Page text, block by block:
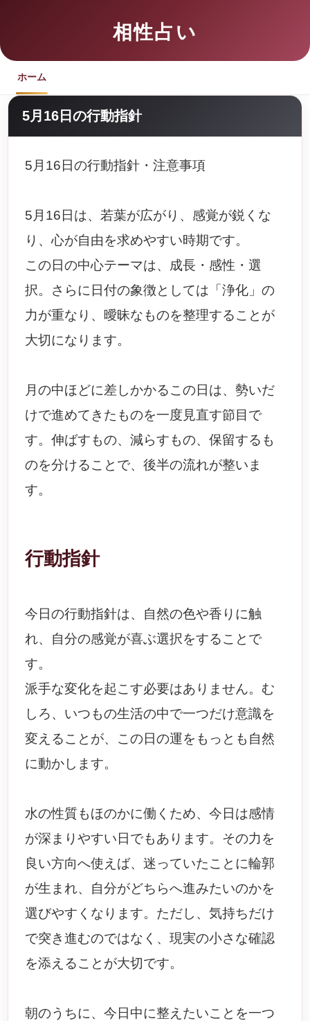
相性占い
ホーム
5月16日の行動指針
5月16日の行動指針・注意事項
5月16日は、若葉が広がり、感覚が鋭くな
り、心が自由を求めやすい時期です。
この日の中心テーマは、成長・感性・選
択。さらに日付の象徴としては「浄化」の
力が重なり、曖昧なものを整理することが
大切になります。
月の中ほどに差しかかるこの日は、勢いだ
けで進めてきたものを一度見直す節目で
す。伸ばすもの、減らすもの、保留するも
のを分けることで、後半の流れが整いま
す。
行動指針
今日の行動指針は、自然の色や香りに触
れ、自分の感覚が喜ぶ選択をすることで
す。
派手な変化を起こす必要はありません。む
しろ、いつもの生活の中で一つだけ意識を
変えることが、この日の運をもっとも自然
に動かします。
水の性質もほのかに働くため、今日は感情
が深まりやすい日でもあります。その力を
良い方向へ使えば、迷っていたことに輪郭
が生まれ、自分がどちらへ進みたいのかを
選びやすくなります。ただし、気持ちだけ
で突き進むのではなく、現実の小さな確認
を添えることが大切です。
朝のうちに、今日中に整えたいことを一つ